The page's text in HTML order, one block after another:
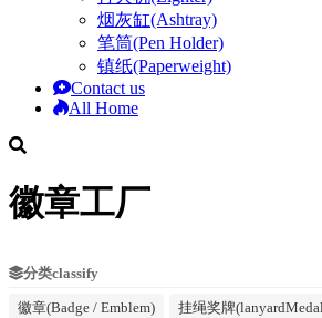
烟灰缸(Ashtray)
笔筒(Pen Holder)
镇纸(Paperweight)
Contact us
All Home
徽章工厂
分类classify
徽章(Badge / Emblem) 挂绳奖牌